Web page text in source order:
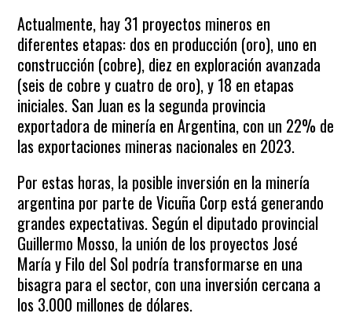
Actualmente, hay 31 proyectos mineros en
diferentes etapas: dos en producción (oro), uno en
construcción (cobre), diez en exploración avanzada
(seis de cobre y cuatro de oro), y 18 en etapas
iniciales. San Juan es la segunda provincia
exportadora de minería en Argentina, con un 22% de
las exportaciones mineras nacionales en 2023.
Por estas horas, la posible inversión en la minería
argentina por parte de Vicuña Corp está generando
grandes expectativas. Según el diputado provincial
Guillermo Mosso, la unión de los proyectos José
María y Filo del Sol podría transformarse en una
bisagra para el sector, con una inversión cercana a
los 3.000 millones de dólares.